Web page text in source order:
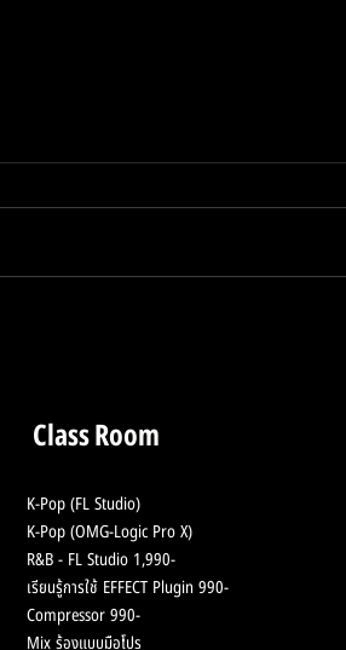
Class Room
K-Pop (FL Studio)
K-Pop (OMG-Logic Pro X)
R&B - FL Studio 1,990-
เรียนรู้การใช้ EFFECT Plugin 990-
Compressor 990-
Mix ร้องแบบมือโปร